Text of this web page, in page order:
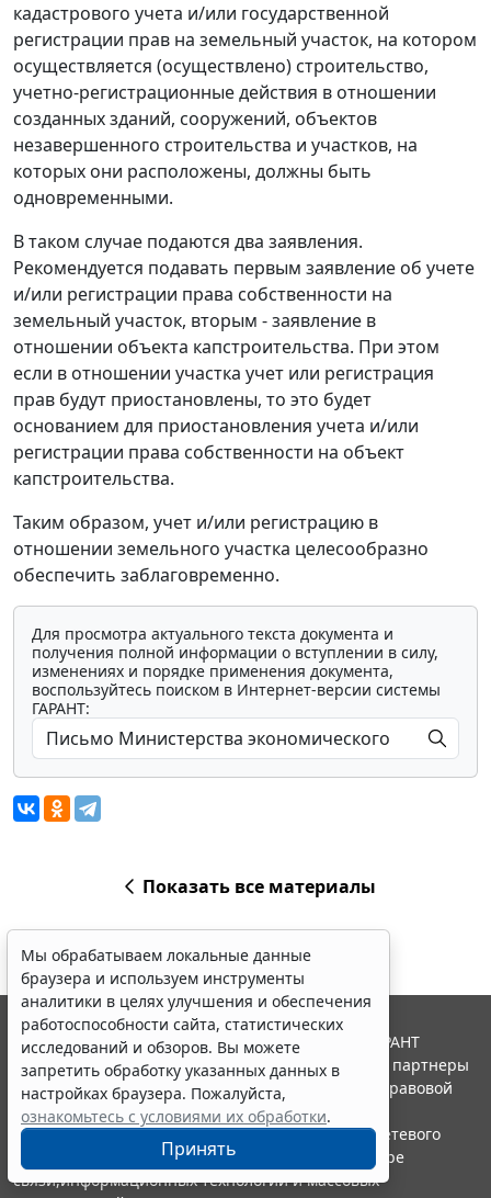
кадастрового учета и/или государственной
регистрации прав на земельный участок, на котором
осуществляется (осуществлено) строительство,
учетно-регистрационные действия в отношении
созданных зданий, сооружений, объектов
незавершенного строительства и участков, на
которых они расположены, должны быть
одновременными.
В таком случае подаются два заявления.
Рекомендуется подавать первым заявление об учете
и/или регистрации права собственности на
земельный участок, вторым - заявление в
отношении объекта капстроительства. При этом
если в отношении участка учет или регистрация
прав будут приостановлены, то это будет
основанием для приостановления учета и/или
регистрации права собственности на объект
капстроительства.
Таким образом, учет и/или регистрацию в
отношении земельного участка целесообразно
обеспечить заблаговременно.
Для просмотра актуального текста документа и
получения полной информации о вступлении в силу,
изменениях и порядке применения документа,
воспользуйтесь поиском в Интернет-версии системы
ГАРАНТ:
Показать все материалы
Мы обрабатываем локальные данные
браузера и используем инструменты
аналитики в целях улучшения и обеспечения
работоспособности сайта, статистических
исследований и обзоров. Вы можете
запретить обработку указанных данных в
настройках браузера. Пожалуйста,
ознакомьтесь с условиями их обработки.
Принять
© ООО "НПП "ГАРАНТ-СЕРВИС", 2026. Система ГАРАНТ
выпускается с 1990 года. Компания "Гарант" и ее партнеры
являются участниками Российской ассоциации правовой
информации ГАРАНТ.
Портал ГАРАНТ.РУ зарегистрирован в качестве сетевого
издания Федеральной службой по надзору в сфере
связи,информационных технологий и массовых